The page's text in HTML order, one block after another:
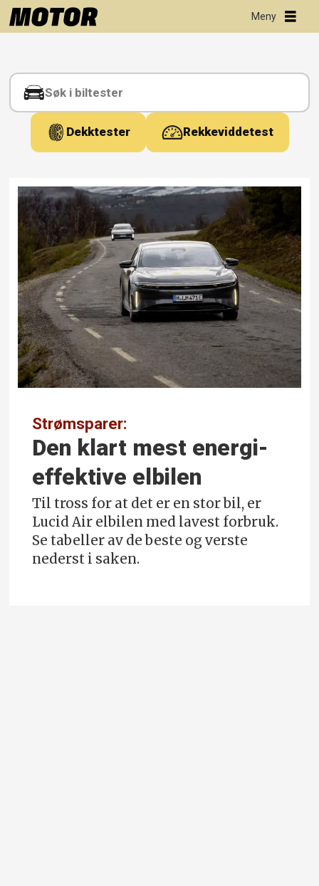
Tag:
energiforbruk
Dekktester Rekkeviddetest
Strømsparer:
Den klart mest energi­
effektive elbilen
Til tross for at det er en stor bil, er
Lucid Air elbilen med lavest forbruk.
Se tabeller av de beste og verste
nederst i saken.